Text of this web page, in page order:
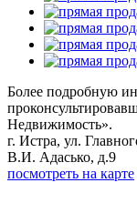
Более подробную
Недвижимость».
г. Истра, ул.
В.И. Адасько, д.9
посмотреть на карте